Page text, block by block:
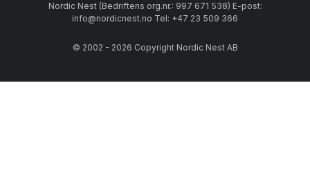
Nordic Nest (Bedriftens org.nr.: 997 671 538) E-post:
info@nordicnest.no Tel: +47 23 509 366
© 2002 - 2026 Copyright Nordic Nest AB